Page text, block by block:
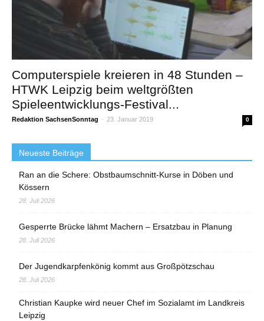
Computerspiele kreieren in 48 Stunden –
HTWK Leipzig beim weltgrößten
Spieleentwicklungs-Festival...
Redaktion SachsenSonntag - 23. Januar 2019 0
Neueste Beiträge
Ran an die Schere: Obstbaumschnitt-Kurse in Döben und
Kössern
28. Juli 2026
Gesperrte Brücke lähmt Machern – Ersatzbau in Planung
28. Juli 2026
Der Jugendkarpfenkönig kommt aus Großpötzschau
28. Juli 2026
Christian Kaupke wird neuer Chef im Sozialamt im Landkreis
Leipzig